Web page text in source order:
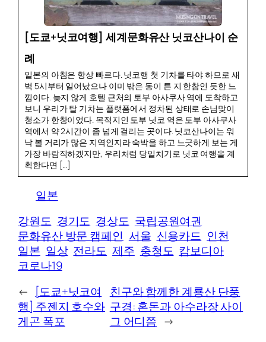
[도쿄+닛코여행] 세계문화유산 닛코산나이 순
례
일본의 아침은 항상 빠르다. 닛코행 첫 기차를 타야 하므로 새
벽 5시부터 일어났으나 이미 밖은 동이 튼 지 한참인 듯한 느
낌이다. 늦지 않게 호텔 근처의 토부 아사쿠사 역에 도착하고
보니 우리가 탈 기차는 플랫폼에서 정차된 상태로 손님맞이
청소가 한창이었다. 목적지인 토부 닛코 역은 토부 아사쿠사
역에서 약 2시간이 좀 넘게 걸리는 곳이다. 닛코산나이는 워
낙 볼 거리가 많은 지역인지라 숙박을 하고 느긋하게 보는 게
가장 바람직하겠지만, 우리처럼 당일치기로 닛코 여행을 계
획한다면 […]
일본
강원도 경기도 경상도 국립공원여권
문화유산 방문 캠페인 서울 신용카드 인천
일본 일상 전라도 제주 충청도 캄보디아
코로나19
← [도쿄+닛코여
행] 주젠지 호수와
게곤 폭포
친구와 함께한 계룡산 단풍
구경: 혼돈과 아수라장 사이
그 어디쯤 →